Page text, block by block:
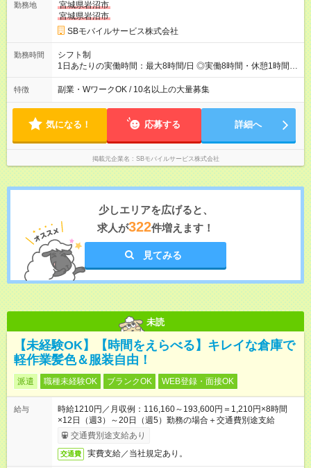
勤務地
宮城県岩沼市
宮城県岩沼市
SBモバイルサービス株式会社
勤務時間
シフト制
1日あたりの実働時間：最大8時間/日 ◎実働8時間・休憩1時間 ◎
残業は月平均5時間程度です
特徴 副業・WワークOK / 10名以上の大量募集
気になる！ 応募する 詳細へ
掲載元企業名 SBモバイルサービス株式会社
少しエリアを広げると、
求人が322件増えます！
見てみる
未読
【未経験OK】【時間をえらべる】キレイな倉庫で
軽作業髪色＆服装自由！
派遣 職種未経験OK ブランクOK WEB登録・面接OK
給与
時給1210円／月収例：116,160～193,600円＝1,210円×8時間
×12日（週3）～20日（週5）勤務の場合＋交通費別途支給
交通費別途支給あり
交通費 実費支給／当社規定あり。